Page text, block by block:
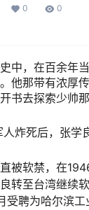
0 0
中，在百余年
他那带有浓厚
书去探索少帅那
炸死后，张学
被软禁，在
转至台湾继续
受聘为哈尔滨